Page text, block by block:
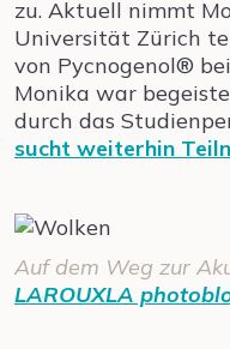
zu. Aktuell nimmt
Universität Zürich
von Pycnogenol®
Monika war
durch das
sucht weiterhin
Auf dem Weg zur
LAROUXLA